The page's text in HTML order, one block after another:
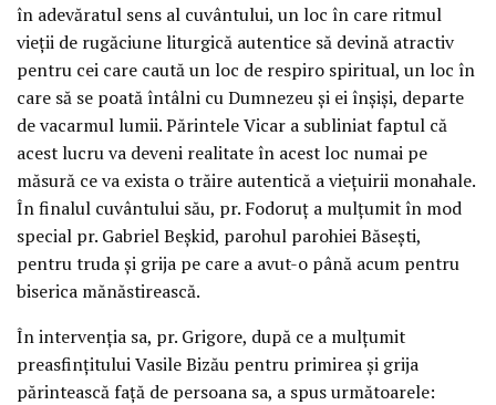
în adevăratul sens al cuvântului, un loc în care ritmul
vieții de rugăciune liturgică autentice să devină atractiv
pentru cei care caută un loc de respiro spiritual, un loc în
care să se poată întâlni cu Dumnezeu și ei înșiși, departe
de vacarmul lumii. Părintele Vicar a subliniat faptul că
acest lucru va deveni realitate în acest loc numai pe
măsură ce va exista o trăire autentică a viețuirii monahale.
În finalul cuvântului său, pr. Fodoruț a mulțumit în mod
special pr. Gabriel Beșkid, parohul parohiei Băsești,
pentru truda și grija pe care a avut-o până acum pentru
biserica mănăstirească.
În intervenția sa, pr. Grigore, după ce a mulțumit
preasfințitului Vasile Bizău pentru primirea și grija
părintească față de persoana sa, a spus următoarele: